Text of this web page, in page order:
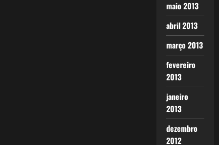
maio 2013
abril 2013
março 2013
fevereiro
2013
janeiro
2013
dezembro
2012